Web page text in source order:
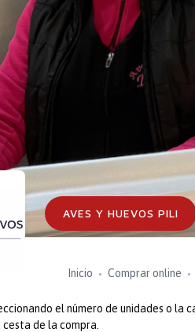
AVES Y HUEVOS PILI
Inicio Comprar online
el número de unidades o
de la compra.